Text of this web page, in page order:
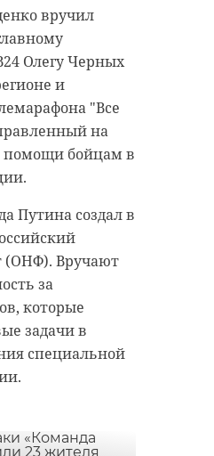
вручил
Олегу Черных
и
"Все
на
помощи бойцам в
Путина создал в
(ОНФ). Вручают
за
которые
задачи в
специальной